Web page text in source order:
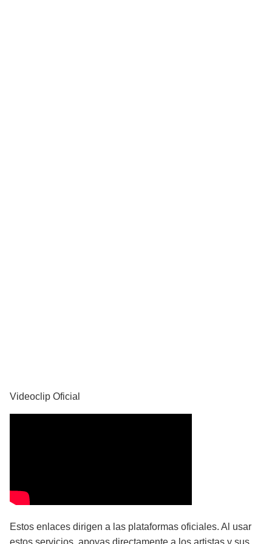
Videoclip Oficial
Estos enlaces dirigen a las plataformas oficiales. Al usar
estos servicios, apoyas directamente a los artistas y sus